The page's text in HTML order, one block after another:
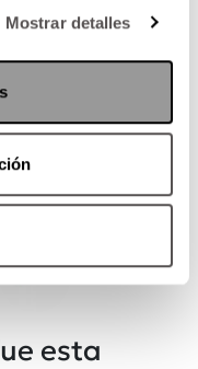
Mostrar detalles
esta